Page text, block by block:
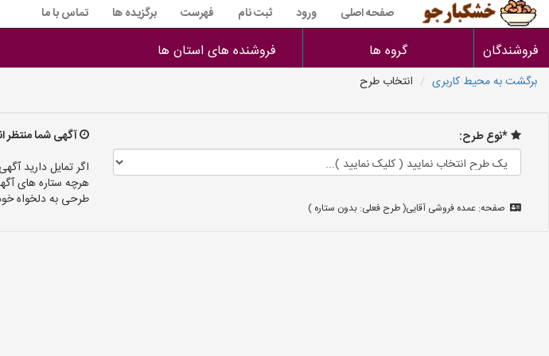
صفحه اصلی ورود ثبت نام فهرست برگزیده ها تماس با ما
فروشندگان گروه ها فروشنده های استان ها
برگشت به محیط کاربری انتخاب طرح
*نوع طرح:
صفحه: عمده فروشی آقایی( طرح فعلی: بدون ستاره )
آگهی شما منتظر
اگر تمایل دارید
هرچه ستاره های
طرحی به دلخواه